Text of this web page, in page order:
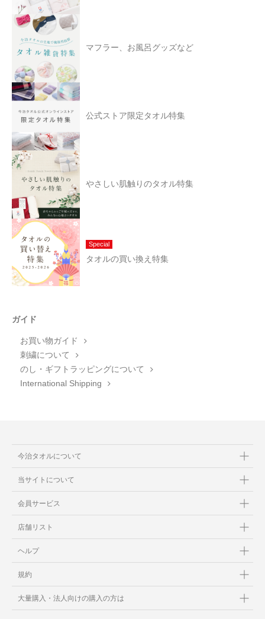
マフラー、お風呂グッズなど
公式ストア限定タオル特集
やさしい肌触りのタオル特集
Special
タオルの買い換え特集
ガイド
お買い物ガイド
刺繍について
のし・ギフトラッピングについて
International Shipping
今治タオルについて
当サイトについて
会員サービス
店舗リスト
ヘルプ
規約
大量購入・法人向けの購入の方は